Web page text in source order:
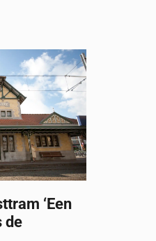
‘Een
de